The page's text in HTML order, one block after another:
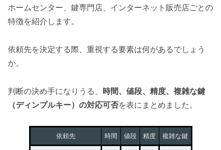
ホームセンター、鍵専門店、インターネット販売店ごとの
特徴を紹介します。
依頼先を決定する際、重視する要素は何があるでしょう
か。
判断の決め手になりうる、 時間、値段、精度、複雑な鍵
（ディンプルキー）の対応可否を表にまとめました。
依頼先 時間 値段 精度 複雑な鍵